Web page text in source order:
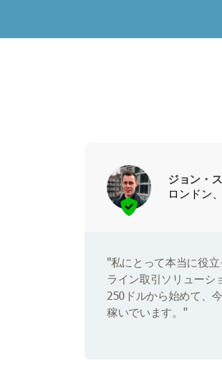
ジョン・
ロンドン
"私にとって本当に役
ライン取引ソリューシ
250ドルから始めて、
稼いでいます。"